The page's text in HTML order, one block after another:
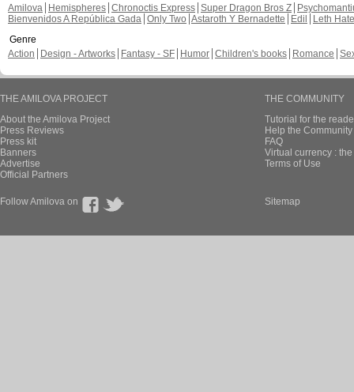
Amilova
Hemispheres Chronoctis Express Super Dragon Bros Z
Bienvenidos A República Gada Only Two Astaroth Y Bernadette Edil
Leth Hate
Genre
Action
Design - Artworks Fantasy - SF Humor Children's books Romance
THE AMILOVA PROJECT
About the Amilova Project
Press Reviews
Press kit
Banners
Advertise
Official Partners
THE COMMUNITY
Tutorial for the
Help the
FAQ
Virtual currency :
Terms of Use
Follow Amilova on Sitemap